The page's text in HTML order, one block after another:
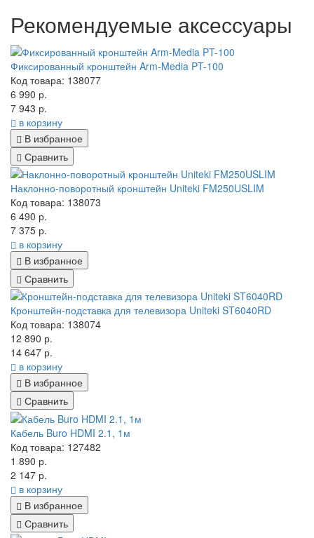
Рекомендуемые аксессуары
Фиксированный кронштейн Arm-Media PT-100
Код товара: 138077
6 990 р.
7 943 р.
в корзину
В избранное
Сравнить
Наклонно-поворотный кронштейн Uniteki FM250USLIM
Код товара: 138073
6 490 р.
7 375 р.
в корзину
В избранное
Сравнить
Кронштейн-подставка для телевизора Uniteki ST6040RD
Код товара: 138074
12 890 р.
14 647 р.
в корзину
В избранное
Сравнить
Кабель Buro HDMI 2.1, 1м
Код товара: 127482
1 890 р.
2 147 р.
в корзину
В избранное
Сравнить